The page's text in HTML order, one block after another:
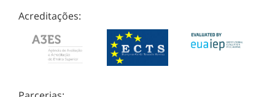
Acreditações: